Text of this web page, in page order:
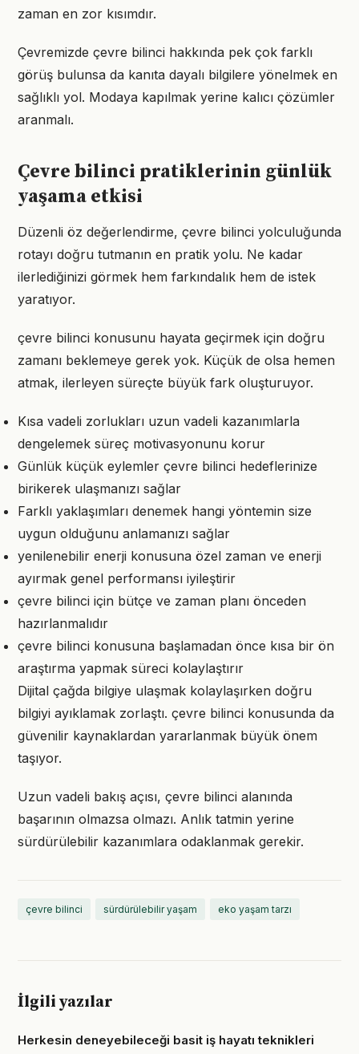
zaman en zor kısımdır.
Çevremizde çevre bilinci hakkında pek çok farklı
görüş bulunsa da kanıta dayalı bilgilere yönelmek en
sağlıklı yol. Modaya kapılmak yerine kalıcı çözümler
aranmalı.
Çevre bilinci pratiklerinin günlük
yaşama etkisi
Düzenli öz değerlendirme, çevre bilinci yolculuğunda
rotayı doğru tutmanın en pratik yolu. Ne kadar
ilerlediğinizi görmek hem farkındalık hem de istek
yaratıyor.
çevre bilinci konusunu hayata geçirmek için doğru
zamanı beklemeye gerek yok. Küçük de olsa hemen
atmak, ilerleyen süreçte büyük fark oluşturuyor.
Kısa vadeli zorlukları uzun vadeli kazanımlarla
dengelemek süreç motivasyonunu korur
Günlük küçük eylemler çevre bilinci hedeflerinize
birikerek ulaşmanızı sağlar
Farklı yaklaşımları denemek hangi yöntemin size
uygun olduğunu anlamanızı sağlar
yenilenebilir enerji konusuna özel zaman ve enerji
ayırmak genel performansı iyileştirir
çevre bilinci için bütçe ve zaman planı önceden
hazırlanmalıdır
çevre bilinci konusuna başlamadan önce kısa bir ön
araştırma yapmak süreci kolaylaştırır
Dijital çağda bilgiye ulaşmak kolaylaşırken doğru
bilgiyi ayıklamak zorlaştı. çevre bilinci konusunda da
güvenilir kaynaklardan yararlanmak büyük önem
taşıyor.
Uzun vadeli bakış açısı, çevre bilinci alanında
başarının olmazsa olmazı. Anlık tatmin yerine
sürdürülebilir kazanımlara odaklanmak gerekir.
çevre bilinci sürdürülebilir yaşam eko yaşam tarzı
İlgili yazılar
Herkesin deneyebileceği basit iş hayatı teknikleri